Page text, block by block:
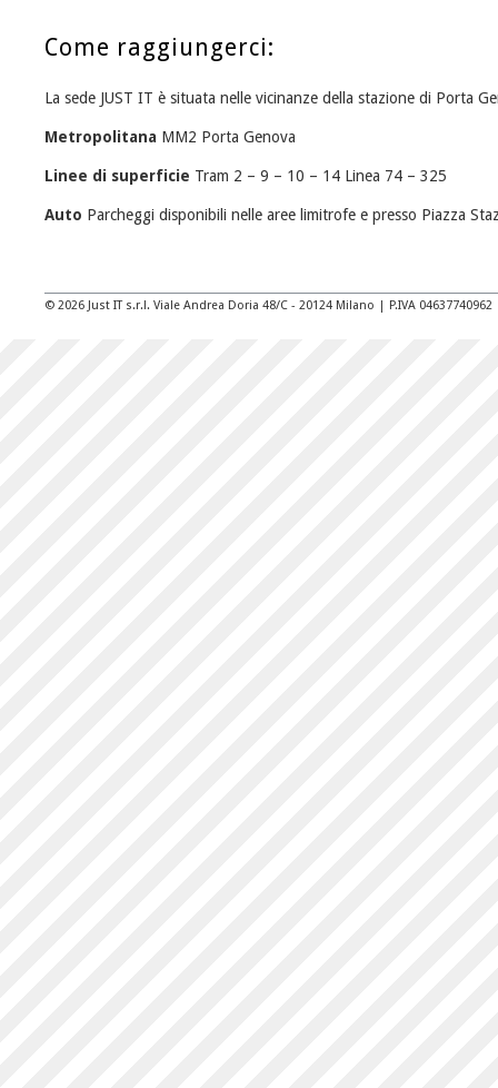
Come raggiungerci:
La sede JUST IT è situata nelle vicinanze della stazione di Porta
Metropolitana MM2 Porta Genova
Linee di superficie Tram 2 – 9 – 10 – 14 Linea 74 – 325
Auto Parcheggi disponibili nelle aree limitrofe e presso Piazza
© 2026 Just IT s.r.l. Viale Andrea Doria 48/C - 20124 Milano | P.IVA